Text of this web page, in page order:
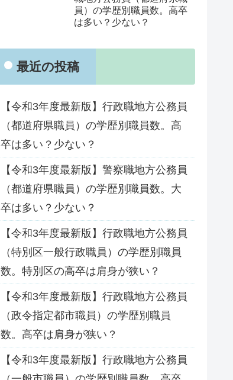
員）の学歴別職員数。高卒
は多い？少ない？
最近の投稿
【令和3年度最新版】行政職地方公務員
（都道府県職員）の学歴別職員数。高
卒は多い？少ない？
【令和3年度最新版】警察職地方公務員
（都道府県職員）の学歴別職員数。大
卒は多い？少ない？
【令和3年度最新版】行政職地方公務員
（特別区一般行政職員）の学歴別職員
数。特別区の高卒は肩身が狭い？
【令和3年度最新版】行政職地方公務員
（政令指定都市職員）の学歴別職員
数。高卒は肩身が狭い？
【令和3年度最新版】行政職地方公務員